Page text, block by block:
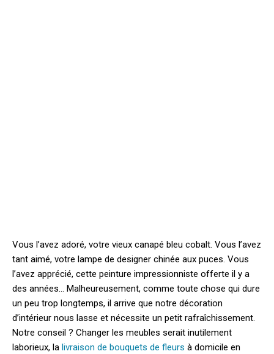
Vous l’avez adoré, votre vieux canapé bleu cobalt. Vous l’avez
tant aimé, votre lampe de designer chinée aux puces. Vous
l’avez apprécié, cette peinture impressionniste offerte il y a
des années… Malheureusement, comme toute chose qui dure
un peu trop longtemps, il arrive que notre décoration
d’intérieur nous lasse et nécessite un petit rafraîchissement.
Notre conseil ? Changer les meubles serait inutilement
laborieux, la livraison de bouquets de fleurs à domicile en